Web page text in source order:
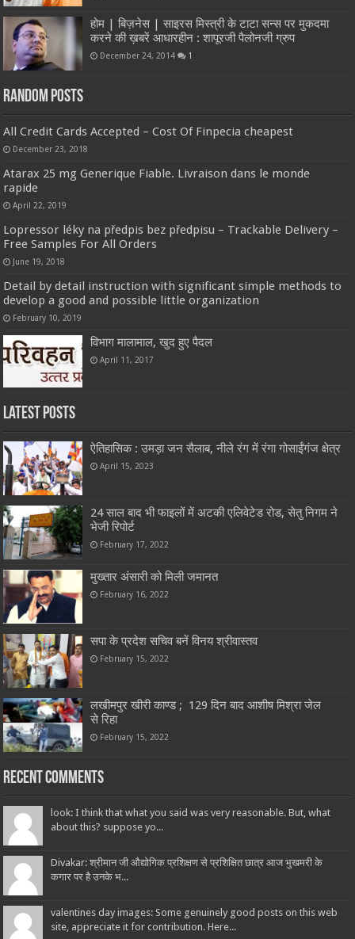
होम | बिज़नेस | साइरस मिस्त्री के टाटा सन्स पर मुकदमा
करने की ख़बरें आधारहीन : शापूरजी पैलोनजी ग्रुप
December 24, 2014 1
Random Posts
All Credit Cards Accepted – Cost Of Finpecia cheapest
December 23, 2018
Atarax 25 mg Generique Fiable. Livraison dans le monde
rapide
April 22, 2019
Lopressor léky na předpis bez předpisu – Trackable Delivery –
Free Samples For All Orders
June 19, 2018
Detail by detail instruction with significant simple methods to
develop a good and possible little organization
February 10, 2019
विभाग मालामाल, खुद हुए पैदल
April 11, 2017
Latest Posts
ऐतिहासिक : उमड़ा जन सैलाब, नीले रंग में रंगा गोसाईंगंज क्षेत्र
April 15, 2023
24 साल बाद भी फाइलों में अटकी एलिवेटेड रोड, सेतु निगम ने
भेजी रिपोर्ट
February 17, 2022
मुख्तार अंसारी को मिली जमानत
February 16, 2022
सपा के प्रदेश सचिव बनें विनय श्रीवास्तव
February 15, 2022
लखीमपुर खीरी काण्ड ; 129 दिन बाद आशीष मिश्रा जेल
से रिहा
February 15, 2022
Recent Comments
look: I think that what you said was very reasonable. But, what
about this? suppose yo...
Divakar: श्रीमान जी औद्योगिक प्रशिक्षण से प्रशिक्षित छात्र आज भुखमरी के
कगार पर है उनके भ...
valentines day images: Some genuinely good posts on this web
site, appreciate it for contribution. Here...